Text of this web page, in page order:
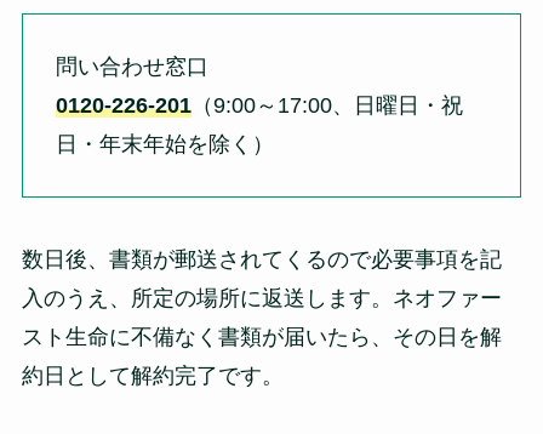
問い合わせ窓口
0120-226-201（9:00～17:00、日曜日・祝
日・年末年始を除く）
数日後、書類が郵送されてくるので必要事項を記
入のうえ、所定の場所に返送します。ネオファー
スト生命に不備なく書類が届いたら、その日を解
約日として解約完了です。